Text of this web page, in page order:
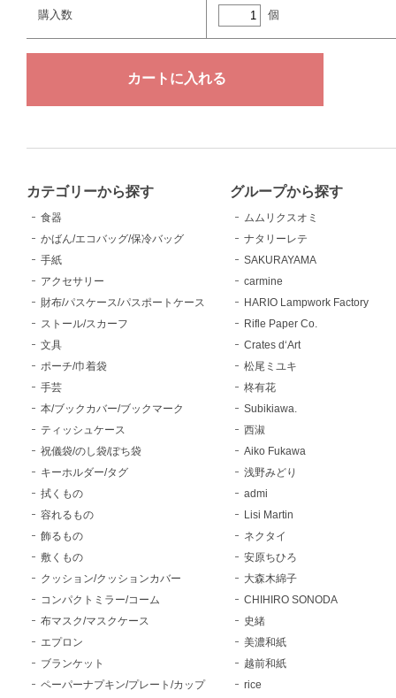
購入数 個
カテゴリーから探す
食器
かばん/エコバッグ/保冷バッグ
手紙
アクセサリー
財布/パスケース/パスポートケース
ストール/スカーフ
文具
ポーチ/巾着袋
手芸
本/ブックカバー/ブックマーク
ティッシュケース
祝儀袋/のし袋/ぽち袋
キーホルダー/タグ
拭くもの
容れるもの
飾るもの
敷くもの
クッション/クッションカバー
コンパクトミラー/コーム
布マスク/マスクケース
エプロン
ブランケット
ペーパーナプキン/プレート/カップ
グループから探す
ムムリクスオミ
ナタリーレテ
SAKURAYAMA
carmine
HARIO Lampwork Factory
Rifle Paper Co.
Crates d‘Art
松尾ミユキ
柊有花
Subikiawa.
西淑
Aiko Fukawa
浅野みどり
admi
Lisi Martin
ネクタイ
安原ちひろ
大森木綿子
CHIHIRO SONODA
史緒
美濃和紙
越前和紙
rice